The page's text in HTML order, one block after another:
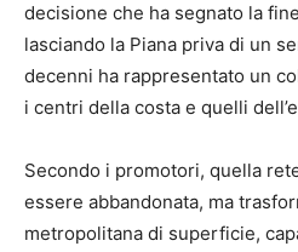
decisione che ha segnato la
lasciando la Piana priva di un
decenni ha rappresentato un
i centri della costa e quelli
Secondo i promotori, quella
essere abbandonata, ma
metropolitana di superficie,